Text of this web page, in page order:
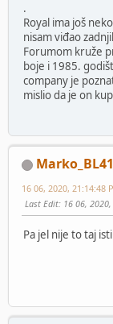
.
Royal ima još
nisam viđao
Forumom kruže
boje i 1985.
company je
mislio da je on
16 06, 2020, 21:14:48
Last Edit: 16 06, 2020,
Pa jel nije to taj